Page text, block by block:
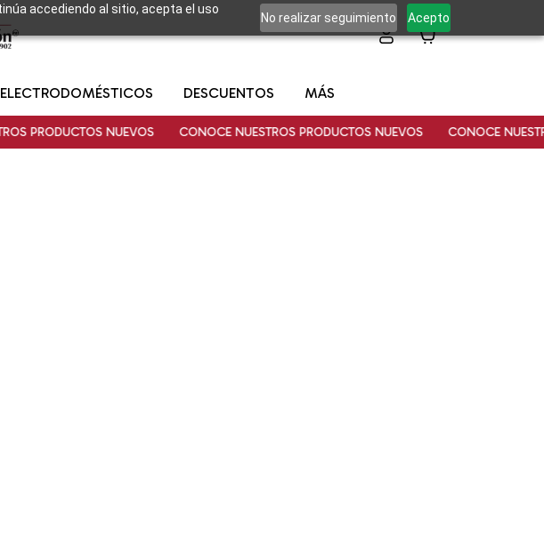
accediendo al sitio, acepta el uso
No realizar seguimiento Acepto
0
ELECTRODOMÉSTICOS DESCUENTOS MÁS
PRODUCTOS NUEVOS CONOCE NUESTROS PRODUCTOS NUEVOS CONOCE